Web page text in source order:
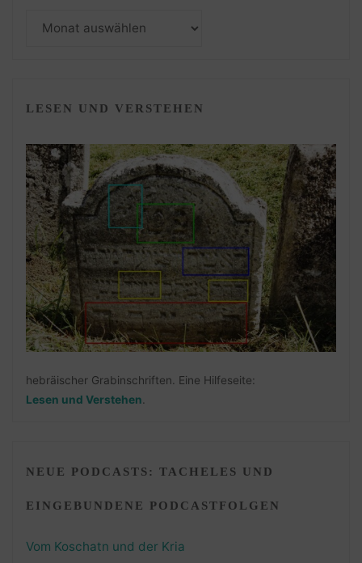
LESEN UND VERSTEHEN
hebräischer Grabinschriften. Eine Hilfeseite:
Lesen und Verstehen
NEUE PODCASTS: TACHELES UND
EINGEBUNDENE PODCASTFOLGEN
Vom Koschatn und der Kria